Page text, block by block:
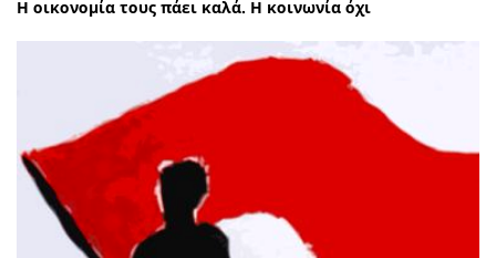
Η οικονομία τους πάει καλά. Η κοινωνία όχι